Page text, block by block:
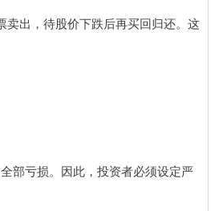
出，待股价下跌后再买回归还。这
部亏损。因此，投资者必须设定严